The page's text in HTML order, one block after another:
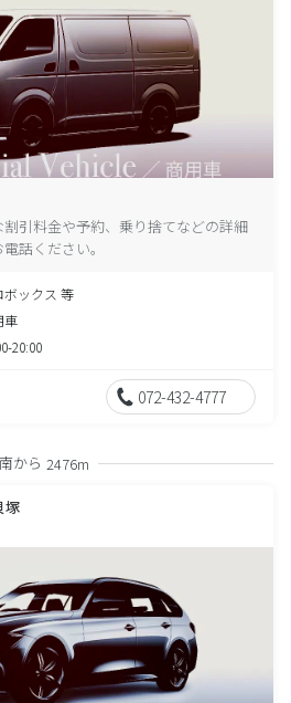
引料金や予約、乗り捨てなどの詳細
話ください。
ボックス 等
車
20:00
072-432-4777
から 2476m
塚